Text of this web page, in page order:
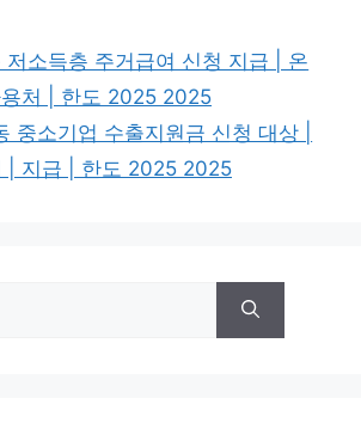
저소득층 주거급여 신청 지급 | 온
처 | 한도 2025 2025
중소기업 수출지원금 신청 대상 |
| 지급 | 한도 2025 2025